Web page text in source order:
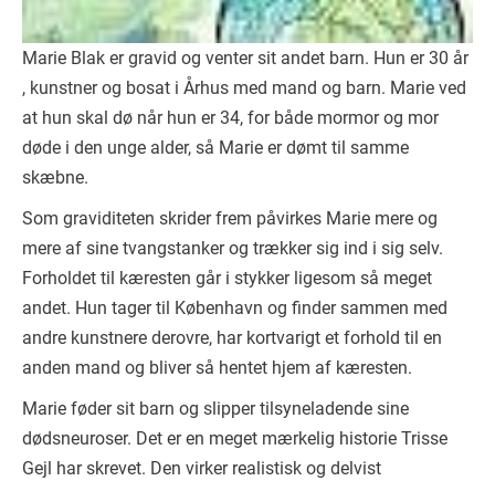
Marie Blak er gravid og venter sit andet barn. Hun er 30 år
, kunstner og bosat i Århus med mand og barn. Marie ved
at hun skal dø når hun er 34, for både mormor og mor
døde i den unge alder, så Marie er dømt til samme
skæbne.
Som graviditeten skrider frem påvirkes Marie mere og
mere af sine tvangstanker og trækker sig ind i sig selv.
Forholdet til kæresten går i stykker ligesom så meget
andet. Hun tager til København og finder sammen med
andre kunstnere derovre, har kortvarigt et forhold til en
anden mand og bliver så hentet hjem af kæresten.
Marie føder sit barn og slipper tilsyneladende sine
dødsneuroser. Det er en meget mærkelig historie Trisse
Gejl har skrevet. Den virker realistisk og delvist